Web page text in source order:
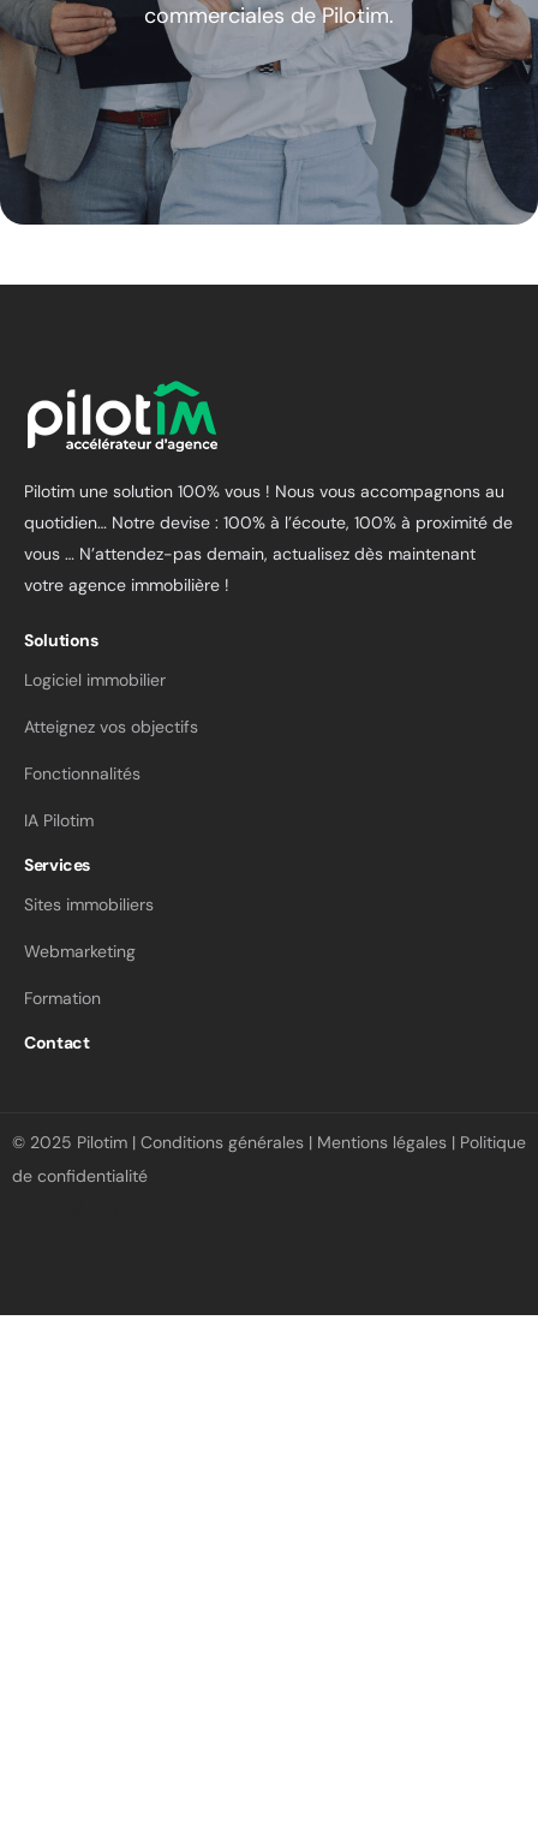
commerciales de Pilotim.
Pilotim une solution 100% vous ! Nous vous accompagnons au
quotidien… Notre devise : 100% à l’écoute, 100% à proximité de
vous … N’attendez-pas demain, actualisez dès maintenant
votre agence immobilière !
Solutions
Logiciel immobilier
Atteignez vos objectifs
Fonctionnalités
IA Pilotim
Services
Sites immobiliers
Webmarketing
Formation
Contact
© 2025 Pilotim | Conditions générales | Mentions légales | Politique
de confidentialité